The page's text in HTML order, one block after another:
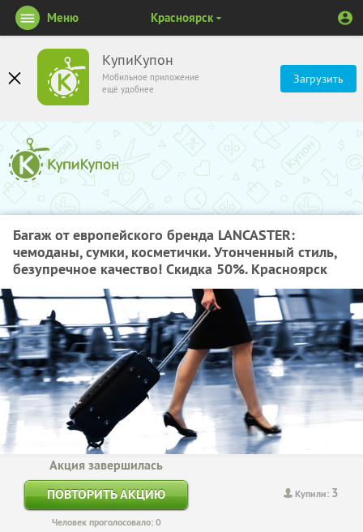
КупиКупон
Мобильное приложение
ещё удобнее
Загрузить
Меню Красноярск
Багаж от европейского бренда LANCASTER:
чемоданы, сумки, косметички. Утонченный стиль,
безупречное качество! Скидка 50%. Красноярск
Купили: 3
Акция завершилась
ПОВТОРИТЬ АКЦИЮ
Человек проголосовало: 0